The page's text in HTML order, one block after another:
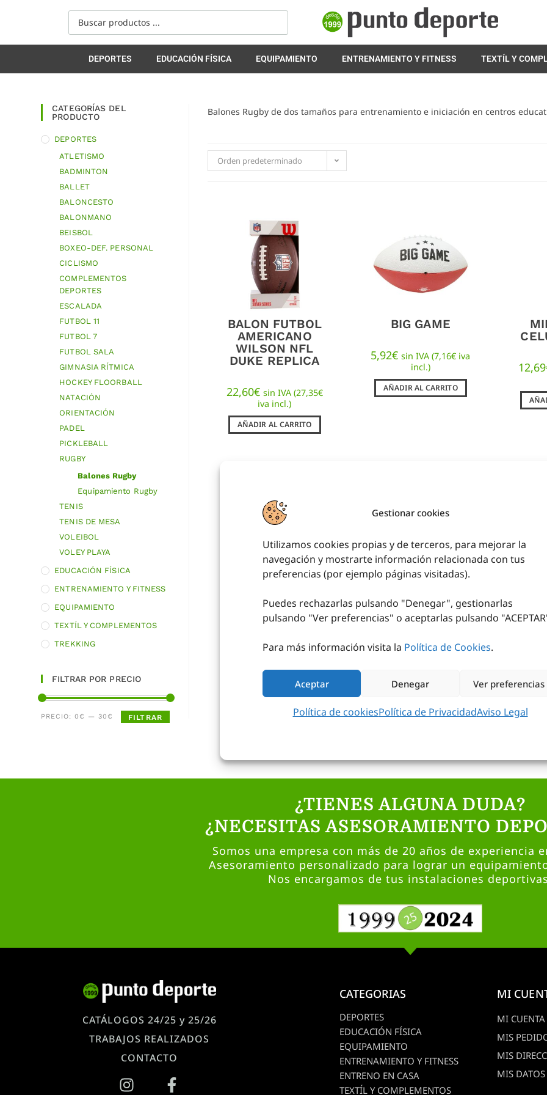
Gestionar cookies
Utilizamos cookies propias y de terceros, para mejorar la
navegación y mostrarte información relacionada con tus
preferencias (por ejemplo páginas visitadas).
Puedes rechazarlas pulsando "Denegar", gestionarlas
pulsando "Ver preferencias" o aceptarlas pulsando
Para más información visita la Política de Cookies.
Aceptar Denegar Ver preferencias
Política de cookiesPolítica de PrivacidadAviso Legal
DEPORTES EDUCACIÓN FÍSICA EQUIPAMIENTO ENTRENAMIENTO Y FITNESS TEXTÍL Y
CATEGORÍAS DEL
PRODUCTO
DEPORTES
ATLETISMO
BADMINTON
BALLET
BALONCESTO
BALONMANO
BEISBOL
BOXEO-DEF. PERSONAL
CICLISMO
COMPLEMENTOS
DEPORTES
ESCALADA
FUTBOL 11
FUTBOL 7
FUTBOL SALA
GIMNASIA RÍTMICA
HOCKEY FLOORBALL
NATACIÓN
ORIENTACIÓN
PADEL
PICKLEBALL
RUGBY
Balones Rugby
Equipamiento Rugby
TENIS
TENIS DE MESA
VOLEIBOL
VOLEY PLAYA
EDUCACIÓN FÍSICA
ENTRENAMIENTO Y FITNESS
EQUIPAMIENTO
TEXTÍL Y COMPLEMENTOS
TREKKING
FILTRAR POR PRECIO
FILTRAR
PRECIO:0€ —30€
Balones Rugby de dos tamaños para entrenamiento e iniciación en centros
Orden predeterminado
BALON FUTBOL
AMERICANO
WILSON NFL
DUKE REPLICA
22,60€ sin IVA (27,35€
iva incl.)
AÑADIR AL CARRITO
BIG GAME
5,92€ sin IVA (7,16€ iva
incl.)
AÑADIR AL CARRITO
12,69
RUGBY CELULAR
PLUS
sin IVA ( 16,88€
iva incl.)
AÑADIR AL CARRITO
¿TIENES ALGUNA DUDA?
¿NECESITAS ASESORAMIENTO
Somos una empresa con más de 20 años de experiencia
Asesoramiento personalizado para lograr un
Nos encargamos de tus instalaciones
CATÁLOGOS 24/25 y 25/26
TRABAJOS REALIZADOS
CONTACTO
CATEGORIAS
DEPORTES
EDUCACIÓN FÍSICA
EQUIPAMIENTO
ENTRENAMIENTO Y FITNESS
ENTRENO EN CASA
TEXTÍL Y COMPLEMENTOS
MI
MI CUENTA
MIS
MIS
MIS DATOS